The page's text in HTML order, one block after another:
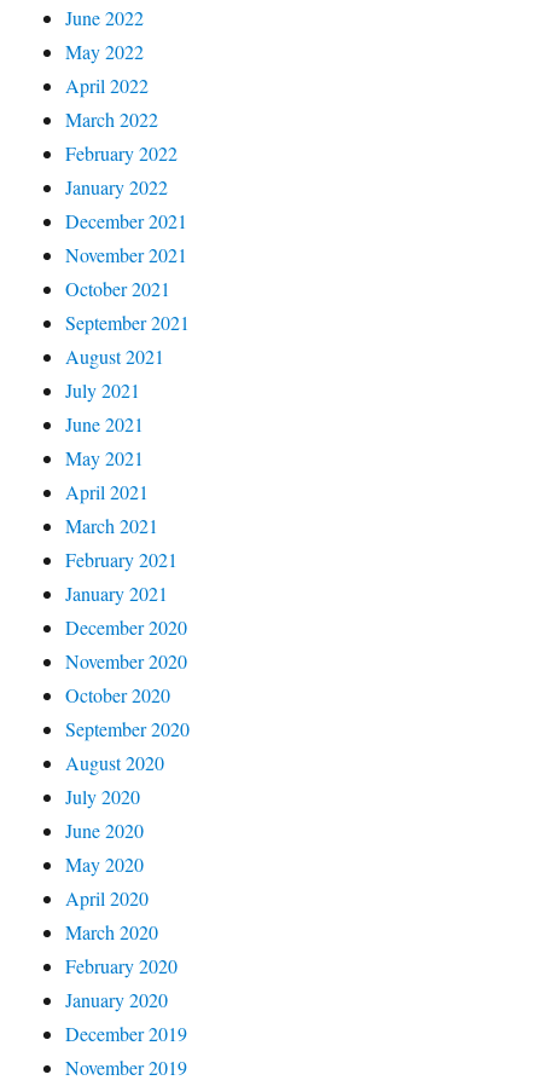
June 2022
May 2022
April 2022
March 2022
February 2022
January 2022
December 2021
November 2021
October 2021
September 2021
August 2021
July 2021
June 2021
May 2021
April 2021
March 2021
February 2021
January 2021
December 2020
November 2020
October 2020
September 2020
August 2020
July 2020
June 2020
May 2020
April 2020
March 2020
February 2020
January 2020
December 2019
November 2019